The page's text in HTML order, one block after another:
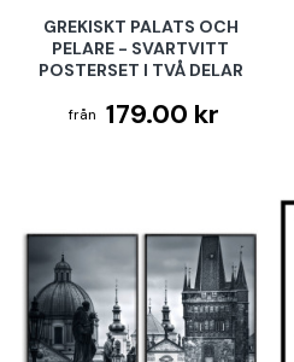
GREKISKT PALATS OCH
PELARE - SVARTVITT
POSTERSET I TVÅ DELAR
179.00 kr